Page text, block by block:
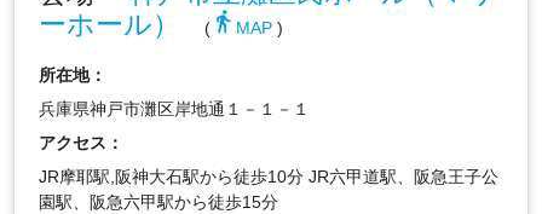
ーホール）
(directions_walk MAP)
所在地：
兵庫県神戸市灘区岸地通１－１－１
アクセス：
JR摩耶駅,阪神大石駅から徒歩10分 JR六甲道駅、阪急王子公
園駅、阪急六甲駅から徒歩15分